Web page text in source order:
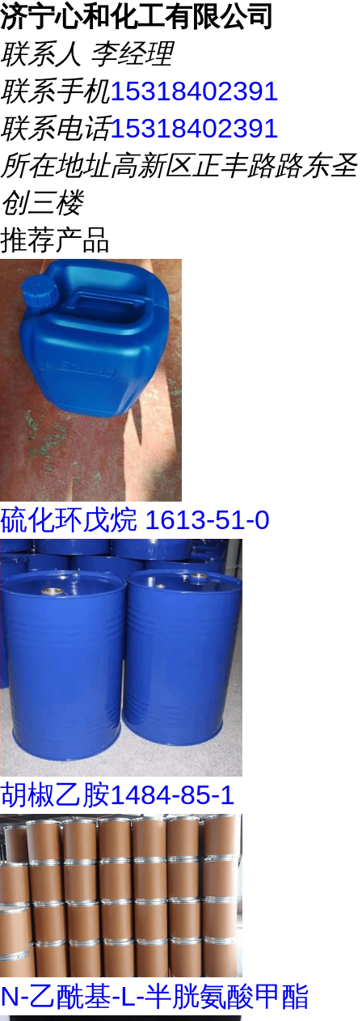
济宁心和化工有限公司
联系人 李经理
联系手机15318402391
联系电话15318402391
所在地址高新区正丰路路东圣
创三楼
推荐产品
硫化环戊烷 1613-51-0
胡椒乙胺1484-85-1
N-乙酰基-L-半胱氨酸甲酯